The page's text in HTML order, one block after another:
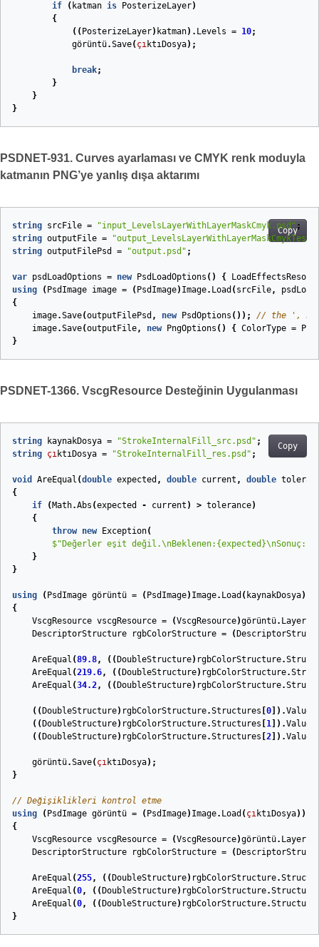
if ( katman is PosterizeLayer)
{
(( PosterizeLayer) katman). Levels = 10;
görüntü.Save( çıktıDosya);
break;
}
}
}
PSDNET-931. Curves ayarlaması ve CMYK renk moduyla
katmanın PNG’ye yanlış dışa aktarımı
Copy
string srcFile = "input_LevelsLayerWithLayerMaskCmyk.psd" ;
string outputFile =
string outputFilePsd = "output.psd" ;
var psdLoadOptions = new PsdLoadOptions () {
using
( PsdImage image = ( PsdImage) Image. Load ( srcFile,
{
image.Save(outputFilePsd , new PsdOptions ());
// the ', new
image.Save(outputFile, new PngOptions () { ColorType =
}
PSDNET-1366. VscgResource Desteğinin Uygulanması
Copy
string kaynakDosya = "StrokeInternalFill_src.psd" ;
string çıktıDosya = "StrokeInternalFill_res.psd" ;
void AreEqual (double expected , double current , double
{
if
( Math.Abs (expected - current ) > tolerance)
{
throw new Exception(
$"Değerler eşit değil.\nBeklenen: {expected}\nSonuç:
}
}
using ( PsdImage görüntü = ( PsdImage) Image. Load ( kaynakDosya))
{
VscgResource vscgResource = (VscgResource)görüntü. Layers
DescriptorStructure
rgbColorStructure = (
AreEqual (89.8, (( DoubleStructure) rgbColorStructure.
AreEqual (219.6, (( DoubleStructure) rgbColorStructure.
AreEqual (34.2, (( DoubleStructure) rgbColorStructure.
(( DoubleStructure) rgbColorStructure.Structures 0 ]).Value
(( DoubleStructure) rgbColorStructure.Structures 1 ]).Value
(( DoubleStructure) rgbColorStructure.Structures 2 ]).Value
görüntü.Save( çıktıDosya);
}
// Değişiklikleri kontrol etme
using
( PsdImage görüntü = ( PsdImage) Image. Load ( çıktıDosya))
{
VscgResource vscgResource = (VscgResource)görüntü. Layers
DescriptorStructure
rgbColorStructure = (
AreEqual (255, (( DoubleStructure) rgbColorStructure.
AreEqual (0, (( DoubleStructure) rgbColorStructure.
AreEqual (0, (( DoubleStructure) rgbColorStructure.
}